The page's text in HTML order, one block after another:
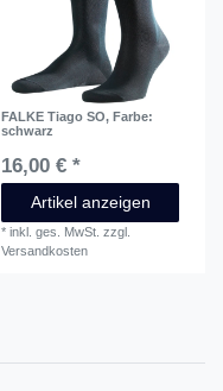
FALKE Tiago SO, Farbe:
schwarz
16,00 € *
Artikel anzeigen
*inkl. ges. MwSt. zzgl.
Versandkosten